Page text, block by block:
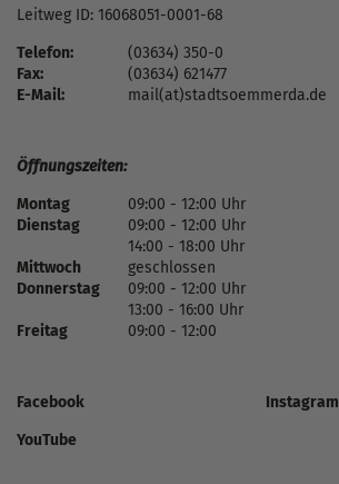
Leitweg ID: 16068051-0001-68
Telefon:
(03634) 350-0
Fax:
(03634) 621477
E-Mail:
mail(at)stadtsoemmerda.de
Öffnungszeiten:
Montag
09:00 - 12:00 Uhr
Dienstag
09:00 - 12:00 Uhr
14:00 - 18:00 Uhr
Mittwoch
geschlossen
Donnerstag
09:00 - 12:00 Uhr
13:00 - 16:00 Uhr
Freitag
09:00 - 12:00
Facebook
Instagram
YouTube